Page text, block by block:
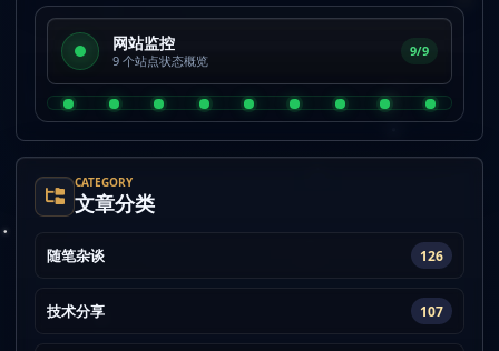
网站监控
9 个站点状态概览
9/9
CATEGORY
文章分类
随笔杂谈 126
技术分享 107